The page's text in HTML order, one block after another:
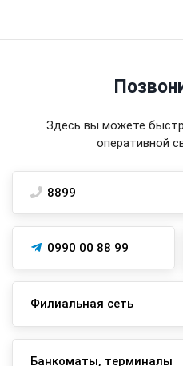
Здесь вы можете
оперативной
8899
0990 00 88 99
Филиальная сеть
Банкоматы, терминалы